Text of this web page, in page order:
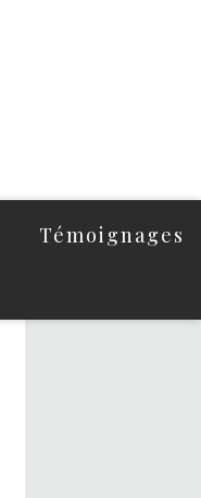
Témoignages